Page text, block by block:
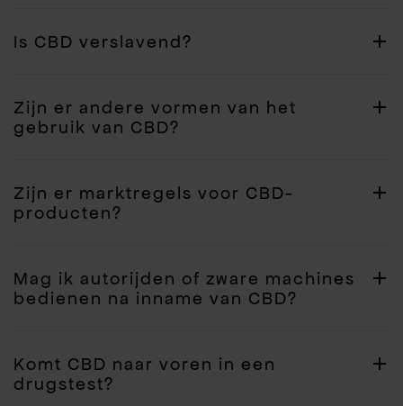
Is CBD verslavend?
Zijn er andere vormen van het
gebruik van CBD?
Zijn er marktregels voor CBD-
producten?
Mag ik autorijden of zware machines
bedienen na inname van CBD?
Komt CBD naar voren in een
drugstest?